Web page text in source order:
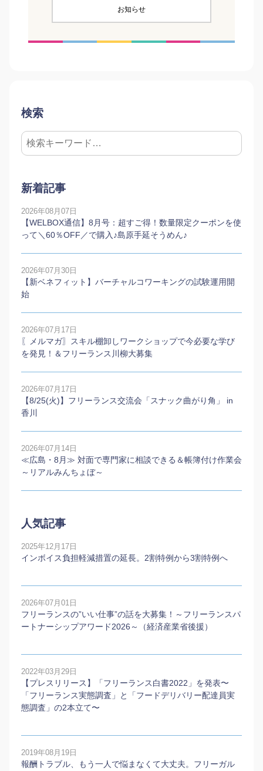
お知らせ
検索
新着記事
2026年08月07日
【WELBOX通信】8月号：超すご得！数量限定クーポンを使
って＼60％OFF／で購入♪島原手延そうめん♪
2026年07月30日
【新ベネフィット】バーチャルコワーキングの試験運用開
始
2026年07月17日
〖メルマガ〗スキル棚卸しワークショップで今必要な学び
を発見！＆フリーランス川柳大募集
2026年07月17日
【8/25(火)】フリーランス交流会「スナック曲がり角」 in
香川
2026年07月14日
≪広島・8月≫ 対面で専門家に相談できる＆帳簿付け作業会
～リアルみんちょぼ～
人気記事
2025年12月17日
インボイス負担軽減措置の延長。2割特例から3割特例へ
2026年07月01日
フリーランスの”いい仕事”の話を大募集！～フリーランスパ
ートナーシップアワード2026～（経済産業省後援）
2022年03月29日
【プレスリリース】「フリーランス白書2022」を発表〜
「フリーランス実態調査」と「フードデリバリー配達員実
態調査」の2本⽴て〜
2019年08月19日
報酬トラブル、もう一人で悩まなくて大丈夫。フリーガル